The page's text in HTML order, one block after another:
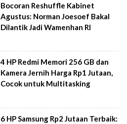
Bocoran Reshuffle Kabinet
Agustus: Norman Joesoef Bakal
Dilantik Jadi Wamenhan RI
4 HP Redmi Memori 256 GB dan
Kamera Jernih Harga Rp1 Jutaan,
Cocok untuk Multitasking
6 HP Samsung Rp2 Jutaan Terbaik: